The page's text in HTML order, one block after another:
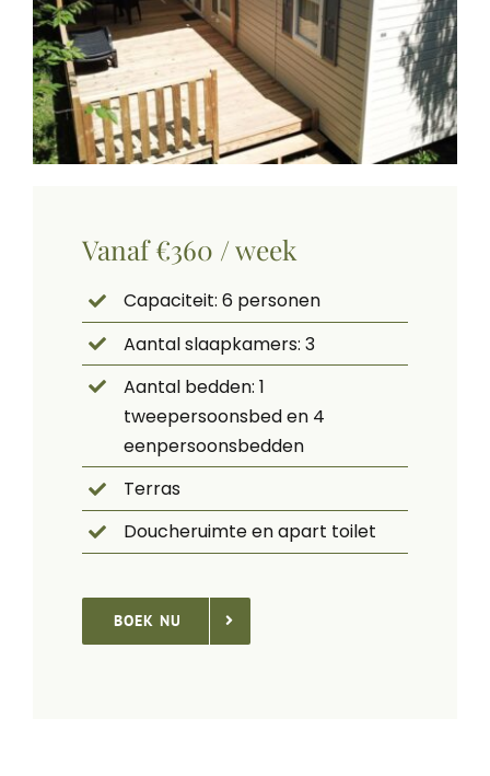
Vanaf €360 / week
Capaciteit: 6 personen
Aantal slaapkamers: 3
Aantal bedden: 1
tweepersoonsbed en 4
eenpersoonsbedden
Terras
Doucheruimte en apart toilet
BOEK NU